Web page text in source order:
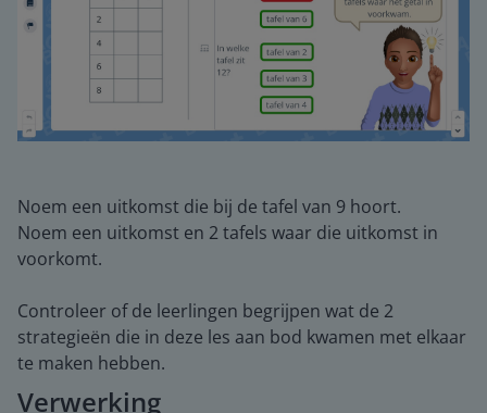
Noem een uitkomst die bij de tafel van 9 hoort.
Noem een uitkomst en 2 tafels waar die uitkomst in
voorkomt.
Controleer of de leerlingen begrijpen wat de 2
strategieën die in deze les aan bod kwamen met elkaar
te maken hebben.
Verwerking